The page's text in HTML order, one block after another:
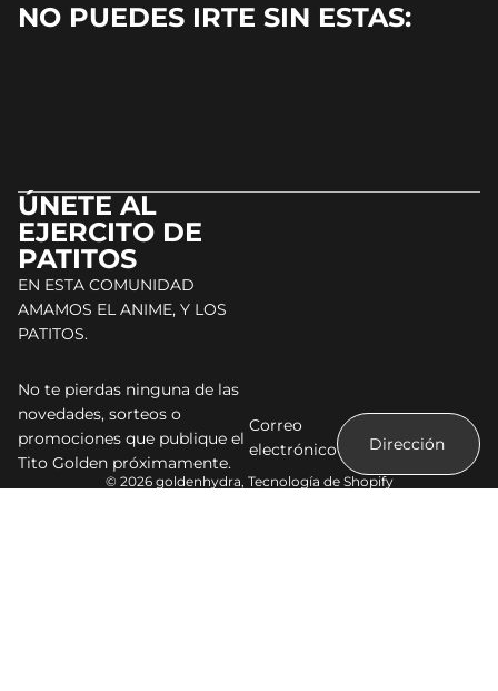
NO PUEDES IRTE SIN ESTAS:
ÚNETE AL
EJERCITO DE
PATITOS
EN ESTA COMUNIDAD
AMAMOS EL ANIME, Y LOS
PATITOS.
No te pierdas ninguna de las
novedades, sorteos o
promociones que publique el
Tito Golden próximamente.
Correo
electrónico
© 2026 goldenhydra, Tecnología de Shopify